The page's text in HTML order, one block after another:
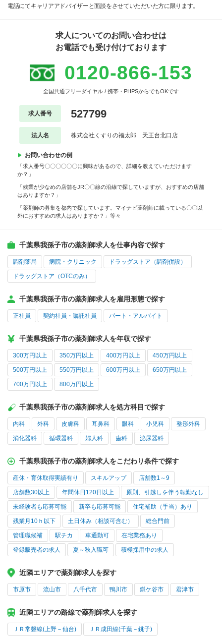
電話にてキャリアアドバイザーと面談をさせていただいた方に限ります。
求人についてのお問い合わせは
お電話でも受け付けております
0120-866-153
全国共通フリーダイヤル / 携帯・PHPSからでもOKです
求人番号 527799
法人名 株式会社くすりの福太郎 天王台北口店
お問い合わせの例
「求人番号〇〇〇〇〇〇に興味があるので、詳細を教えていただけます
か？」
「残業が少なめの店舗をJR〇〇線の沿線で探していますが、おすすめの店舗
はありますか？」
「薬剤師の募集を都内で探しています。マイナビ薬剤師に載っている〇〇以
外におすすめの求人はありますか？」等々
千葉県我孫子市の薬剤師求人を仕事内容で探す
調剤薬局 病院・クリニック ドラッグストア（調剤併設）
ドラッグストア（OTCのみ）
千葉県我孫子市の薬剤師求人を雇用形態で探す
正社員 契約社員・嘱託社員 パート・アルバイト
千葉県我孫子市の薬剤師求人を年収で探す
300万円以上 350万円以上 400万円以上 450万円以上
500万円以上 550万円以上 600万円以上 650万円以上
700万円以上 800万円以上
千葉県我孫子市の薬剤師求人を処方科目で探す
内科 外科 皮膚科 耳鼻科 眼科 小児科 整形外科
消化器科 循環器科 婦人科 歯科 泌尿器科
千葉県我孫子市の薬剤師求人をこだわり条件で探す
産休・育休取得実績有り スキルアップ 店舗数1～9
店舗数30以上 年間休日120日以上 原則、引越しを伴う転勤なし
未経験者も応募可能 新卒も応募可能 住宅補助（手当）あり
残業月10ｈ以下 土日休み（相談可含む） 総合門前
管理職候補 駅チカ 車通勤可 在宅業務あり
登録販売者の求人 夏～秋入職可 積極採用中の求人
近隣エリアで薬剤師求人を探す
市原市 流山市 八千代市 鴨川市 鎌ケ谷市 君津市
近隣エリアの路線で薬剤師求人を探す
ＪＲ常磐線(上野－仙台) ＪＲ成田線(千葉－銚子)